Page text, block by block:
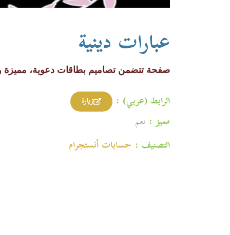
عبارات دينية
صفحة تتضمن تصاميم بطاقات دعوية، مميزة
الرابط (عربي) : زيارة
مميز : نعم
التصنيف : حسابات أنستجرام